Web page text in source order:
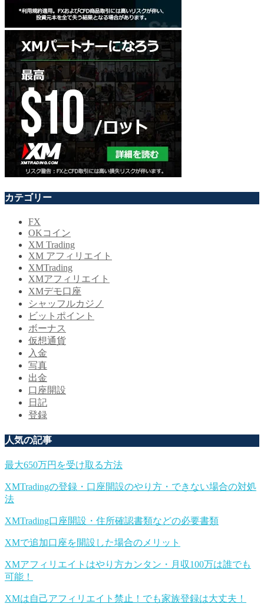
カテゴリー
FX
OKコイン
XM Trading
XM アフィリエイト
XMTrading
XMアフィリエイト
XMデモ口座
シャッフルカジノ
ビットポイント
ボーナス
仮想通貨
入金
写真
出金
口座開設
日記
登録
人気の記事
最大650万円を受け取る方法
XMTradingの登録・口座開設のやり方・できない場合の対処
法
XMTrading口座開設・住所確認書類などの必要書類
XMで追加口座を開設した場合のメリット
XMアフィリエイトはやり方カンタン・月収100万は誰でも
可能！
XMは自己アフィリエイト禁止！でも家族登録は大丈夫！